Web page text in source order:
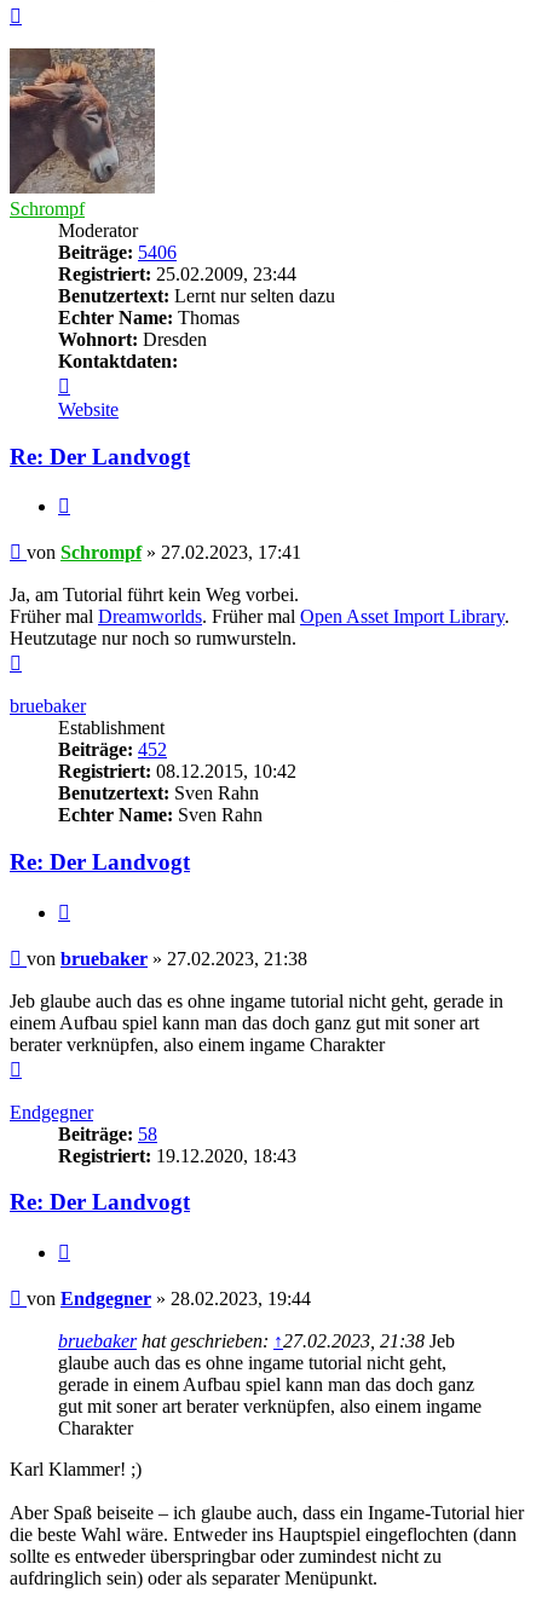
Schrompf
Moderator
Beiträge: 5406
Registriert: 25.02.2009, 23:44
Benutzertext: Lernt nur selten dazu
Echter Name: Thomas
Wohnort: Dresden
Kontaktdaten:
von
Schrompf
Website
Re: Der Landvogt
Beitrag
von Schrompf» 27.02.2023, 17:41
Ja, am Tutorial führt kein Weg vorbei.
Früher mal Dreamworlds. Früher mal Open Asset Import Library.
Heutzutage nur noch so rumwursteln.
bruebaker
Establishment
Beiträge: 452
Registriert: 08.12.2015, 10:42
Benutzertext: Sven Rahn
Echter Name: Sven Rahn
Re: Der Landvogt
Beitrag
von bruebaker » 27.02.2023, 21:38
Jeb glaube auch das es ohne ingame tutorial nicht geht, gerade in
einem Aufbau spiel kann man das doch ganz gut mit soner art
berater verknüpfen, also einem ingame Charakter
Endgegner
Beiträge: 58
Registriert: 19.12.2020, 18:43
Re: Der Landvogt
Beitrag
von Endgegner » 28.02.2023, 19:44
bruebakerhat geschrieben: ↑27.02.2023, 21:38 Jeb
glaube auch das es ohne ingame tutorial nicht geht,
gerade in einem Aufbau spiel kann man das doch ganz
gut mit soner art berater verknüpfen, also einem ingame
Charakter
Karl Klammer! ;)
Aber Spaß beiseite – ich glaube auch, dass ein Ingame-Tutorial hier
die beste Wahl wäre. Entweder ins Hauptspiel eingeflochten (dann
sollte es entweder überspringbar oder zumindest nicht zu
aufdringlich sein) oder als separater Menüpunkt.